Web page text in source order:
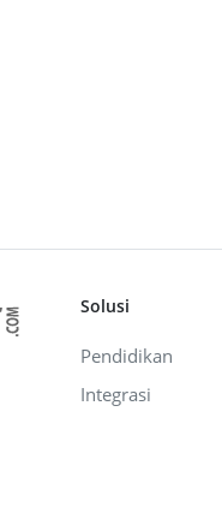
Solusi
Pendidikan
Integrasi